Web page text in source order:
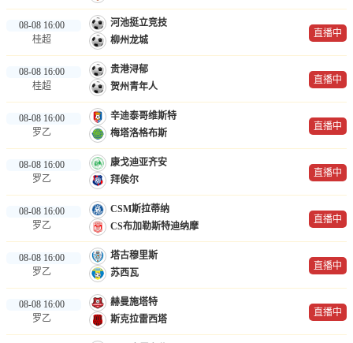
08-08 16:00
桂超
河池挺立竞技
柳州龙城
直播中
08-08 16:00
桂超
贵港浔郁
贺州青年人
直播中
08-08 16:00
罗乙
辛迪泰哥维斯特
梅塔洛格布斯
直播中
08-08 16:00
罗乙
康戈迪亚齐安
拜侯尔
直播中
08-08 16:00
罗乙
CSM斯拉蒂纳
CS布加勒斯特迪纳摩
直播中
08-08 16:00
罗乙
塔古穆里斯
苏西瓦
直播中
08-08 16:00
罗乙
赫曼施塔特
斯克拉雷西塔
直播中